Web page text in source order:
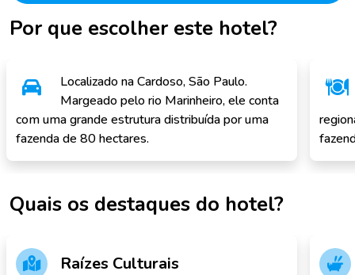
Por que escolher este hotel?
Localizado na Cardoso, São Paulo.
Margeado pelo rio Marinheiro, ele conta
com uma grande estrutura distribuída por uma
fazenda de 80 hectares.
Quais os destaques do hotel?
Raízes Culturais